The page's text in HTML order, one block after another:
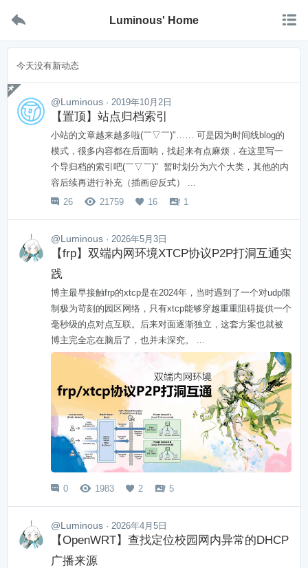
 Luminous' Home 
今天没有新动态
@Luminous · 2019年10月2日
【置顶】站点归档索引
小站的文章越来越多啦(￣▽￣)"…… 可是因为时间线blog的
模式，很多内容都在后面呐，找起来有点麻烦，在这里写一
个导归档的索引吧(￣▽￣)" 暂时划分为六个大类，其他的内
容后续再进行补充（插画@反式） ...
 26  21759  16  1

@Luminous · 2026年5月3日
【frp】双端内网环境XTCP协议P2P打洞互通实
践
博主最早接触frp的xtcp是在2024年，当时遇到了一个对udp限
制极为苛刻的园区网络，只有xtcp能够穿越重重阻碍提供一个
毫秒级的点对点互联。后来对面逐渐独立，这套方案也就被
博主完全忘在脑后了，也并未深究。 ...
 0  1983  2  5
@Luminous · 2026年4月5日
【OpenWRT】查找定位校园网内异常的DHCP
广播来源